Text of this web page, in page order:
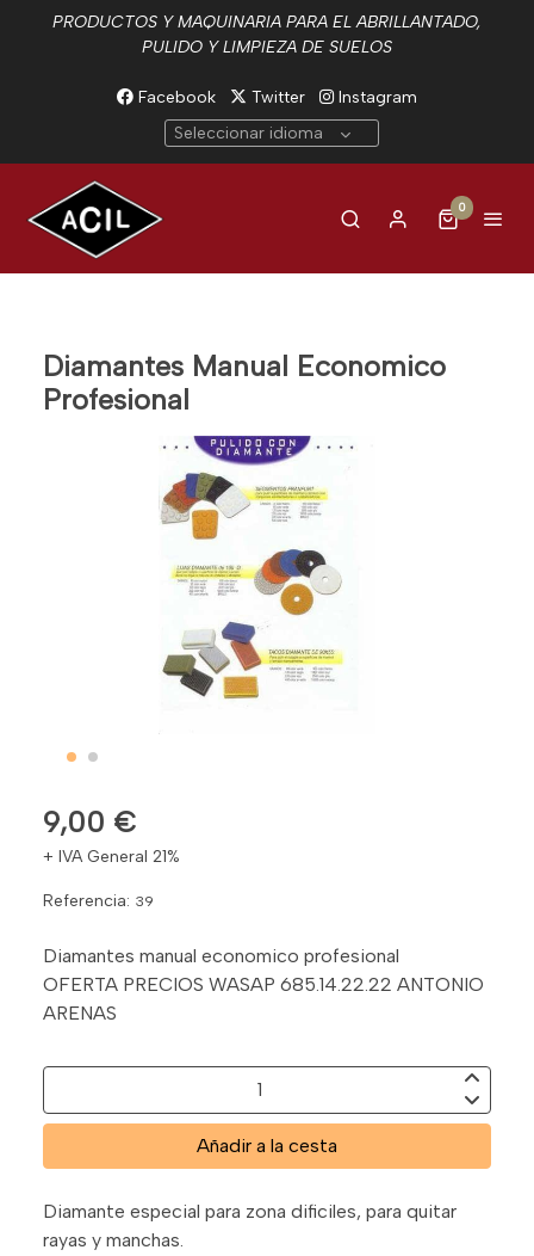
PRODUCTOS Y MAQUINARIA PARA EL ABRILLANTADO,
PULIDO Y LIMPIEZA DE SUELOS
Facebook Twitter
Instagram
Seleccionar idioma
0
Diamantes Manual Economico
Profesional
9,00 €
+ IVA General 21%
Referencia: 39
Diamantes manual economico profesional
OFERTA PRECIOS WASAP 685.14.22.22 ANTONIO
ARENAS
Añadir a la cesta
Diamante especial para zona dificiles, para quitar
rayas y manchas.